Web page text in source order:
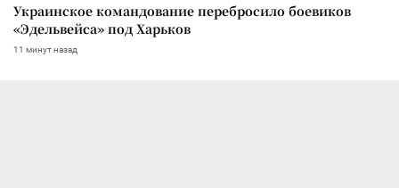
Украинское командование перебросило боевиков
«Эдельвейса» под Харьков
11 минут назад